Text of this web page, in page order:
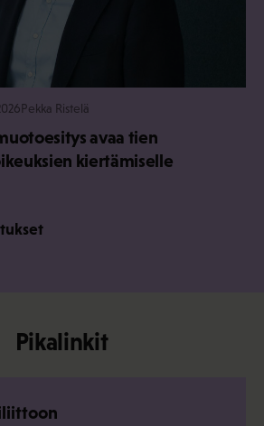
Pekka Ristelä
avaa tien
kiertämiselle
Pikalinkit